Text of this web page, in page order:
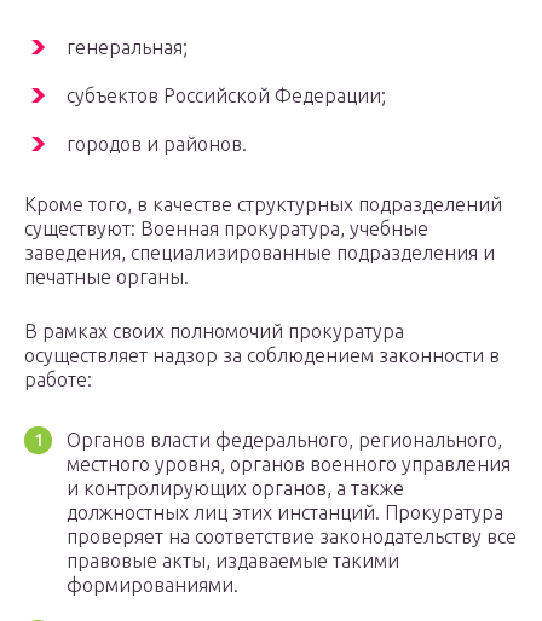
генеральная;
субъектов Российской Федерации;
городов и районов.
Кроме того, в качестве структурных подразделений
существуют: Военная прокуратура, учебные
заведения, специализированные подразделения и
печатные органы.
В рамках своих полномочий прокуратура
осуществляет надзор за соблюдением законности в
работе:
Органов власти федерального, регионального,
местного уровня, органов военного управления
и контролирующих органов, а также
должностных лиц этих инстанций. Прокуратура
проверяет на соответствие законодательству все
правовые акты, издаваемые такими
формированиями.